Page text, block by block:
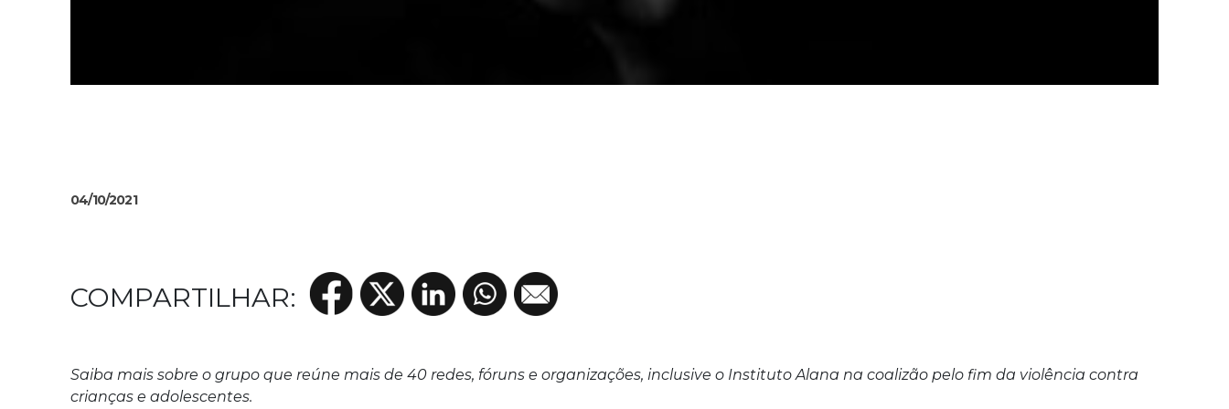
04/10/2021
Saiba mais sobre o grupo que reúne mais de 40 redes, fóruns e organizações, inclusive o Instituto Alana na coalizão pelo fim da violência contra
crianças e adolescentes.